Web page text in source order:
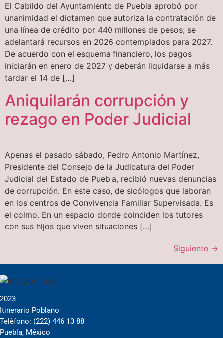
El Cabildo del Ayuntamiento de Puebla aprobó por
unanimidad el dictamen que autoriza la contratación de
una línea de crédito por 440 millones de pesos; se
adelantará recursos en 2026 contemplados para 2027.
De acuerdo con el esquema financiero, los pagos
iniciarán en enero de 2027 y deberán liquidarse a más
tardar el 14 de […]
Aniquilarán corrupción y
rezago en Poder Judicial
Apenas el pasado sábado, Pedro Antonio Martínez,
Presidente del Consejo de la Judicatura del Poder
Judicial del Estado de Puebla, recibió nuevas denuncias
de corrupción. En este caso, de sicólogos que laboran
en los centros de Convivencia Familiar Supervisada. Es
el colmo. En un espacio donde coinciden los tutores
con sus hijos que viven situaciones […]
Siguiente →
2023
Itinerario Poblano
Telèfono: (222) 446 13 88
Puebla, Mêxico